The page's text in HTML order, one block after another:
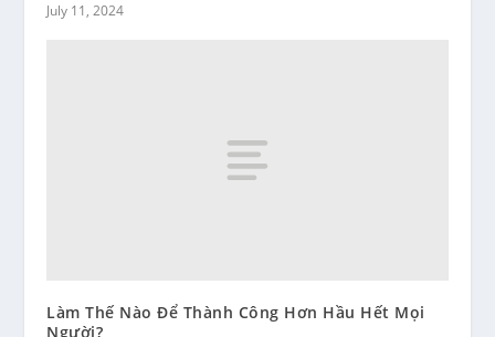
July 11, 2024
Làm Thế Nào Để Thành Công Hơn Hầu Hết Mọi
Người?